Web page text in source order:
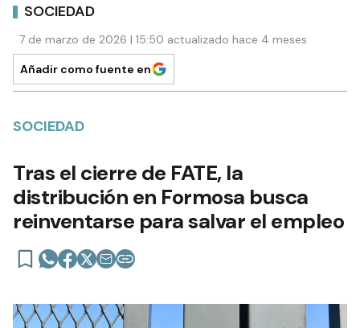
SOCIEDAD
7 de marzo de 2026 | 15:50 actualizado hace 4 meses
Añadir como fuente en
SOCIEDAD
Tras el cierre de FATE, la
distribución en Formosa busca
reinventarse para salvar el empleo